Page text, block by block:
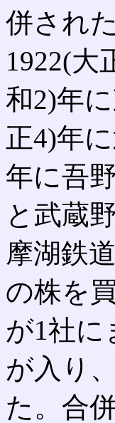
併され
1922(大
和2)年
正4)年
年に吾
と武蔵
摩湖鉄
の株を
が1社に
が入り
た。合